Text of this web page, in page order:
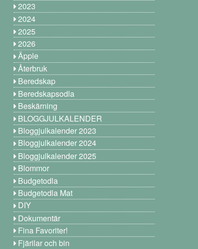
2023
2024
2025
2026
Äpple
Återbruk
Beredskap
Beredskapsodla
Beskärning
BLOGGJULKALENDER
Bloggjulkalender 2023
Bloggjulkalender 2024
Bloggjulkalender 2025
Blommor
Budgetodla
Budgetodla Mat
DIY
Dokumentär
Fina Favoriter!
Fjärilar och bin